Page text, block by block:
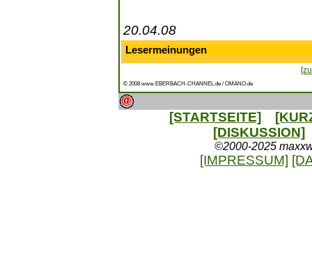
20.04.08
Lesermeinungen
© 2008 www.EBERBACH-CHANNEL.de / OMANO.de
[STARTSEITE]
[DISKUSSION]
©2000-2025
[IMPRESSUM]